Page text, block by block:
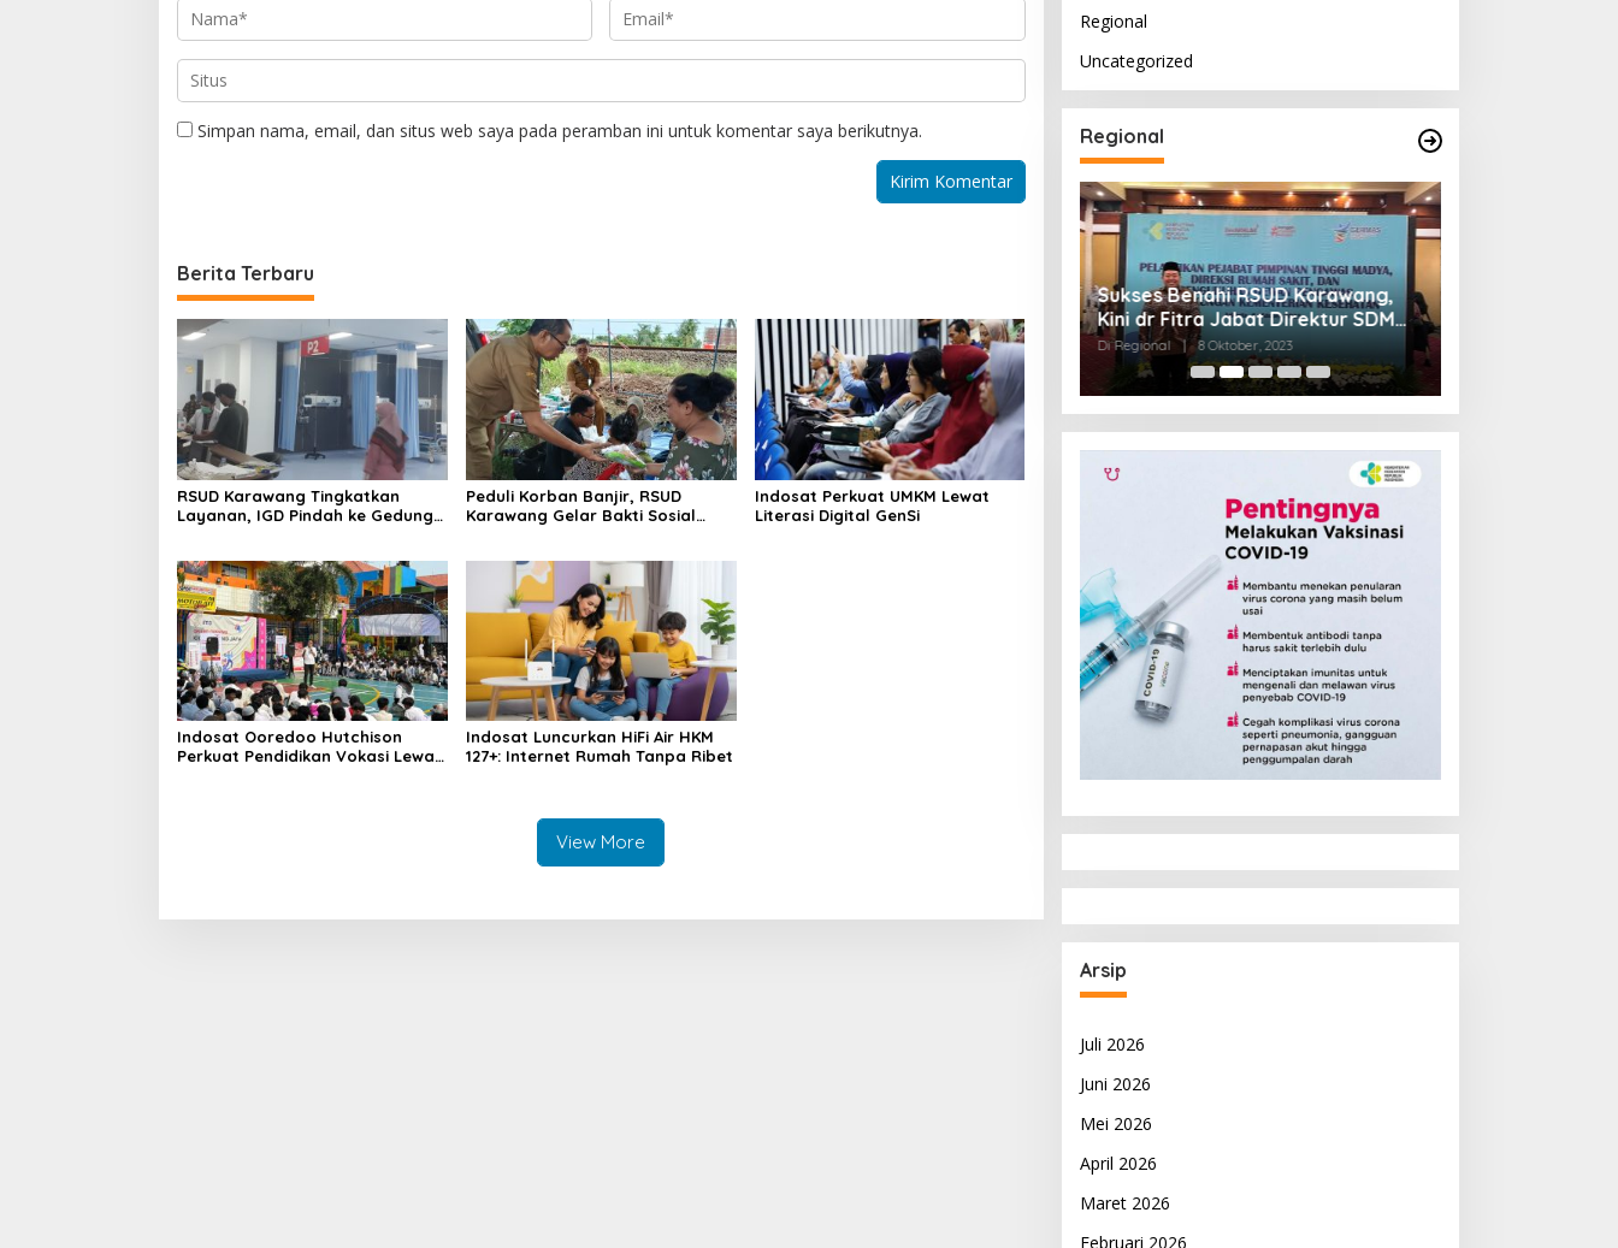
Simpan nama, email, dan situs web saya pada peramban ini untuk komentar saya berikutnya.
Berita Terbaru
RSUD Karawang Tingkatkan
Layanan, IGD Pindah ke Gedung
Tempat Tidur
Peduli Korban Banjir, RSUD
Karawang Gelar Bakti Sosial
Indosat Perkuat UMKM Lewat
Literasi Digital GenSi
Indosat Ooredoo Hutchison
Perkuat Pendidikan Vokasi Lewat
Indosat Luncurkan HiFi Air HKM
127+: Internet Rumah Tanpa Ribet
View More
Regional
Uncategorized
Regional
Santunan kepada 220 Anak Yatim
dari 12 Yayasan
Di Regional 8 Juli, 2025
Sukses Benahi RSUD Karawang,
Kini dr Fitra Jabat Direktur SDM
RSHS Bandung
Di Regional | 8 Oktober, 2023
Arsip
Juli 2026
Juni 2026
Mei 2026
April 2026
Maret 2026
Februari 2026